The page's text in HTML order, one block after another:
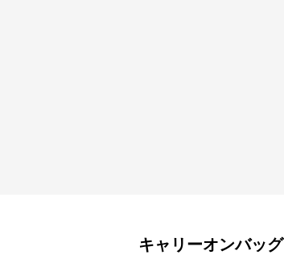
キャリーオンバッグ